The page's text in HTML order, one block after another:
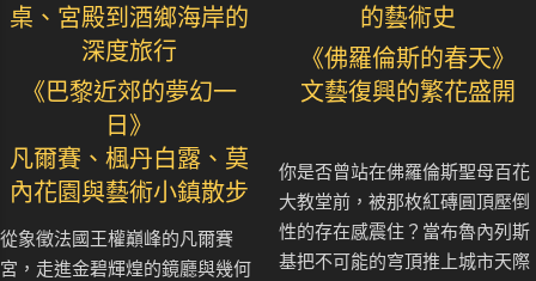
桌、宮殿到酒鄉海岸的
深度旅行
《巴黎近郊的夢幻一
日》
凡爾賽、楓丹白露、莫
內花園與藝術小鎮散步
從象徵法國王權巔峰的凡爾賽
宮，走進金碧輝煌的鏡廳與幾何
的藝術史
《佛羅倫斯的春天》
文藝復興的繁花盛開
你是否曾站在佛羅倫斯聖母百花
大教堂前，被那枚紅磚圓頂壓倒
性的存在感震住？當布魯內列斯
基把不可能的穹頂推上城市天際